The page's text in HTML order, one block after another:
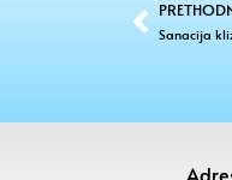
Sanacija